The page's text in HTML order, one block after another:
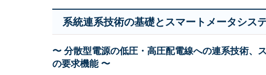
系統連系技術の基礎とスマートメータシス
〜 分散型電源の低圧・高圧配電線への連系技術、
の要求機能 〜